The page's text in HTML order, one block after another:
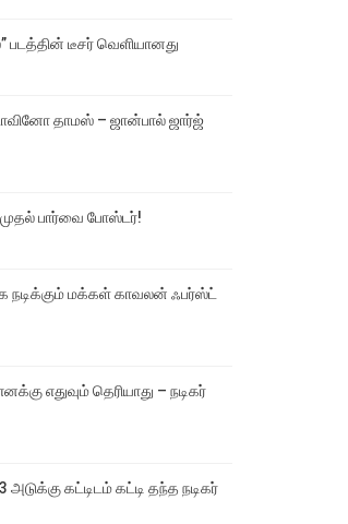
படத்தின் டீசர் வெளியானது
தாமஸ் – ஜான்பால் ஜார்ஜ்
முதல் பார்வை போஸ்டர்!
மக்கள் காவலன் ஃபர்ஸ்ட்
எதுவும் தெரியாது – நடிகர்
அடுக்கு கட்டிடம் கட்டி தந்த நடிகர்